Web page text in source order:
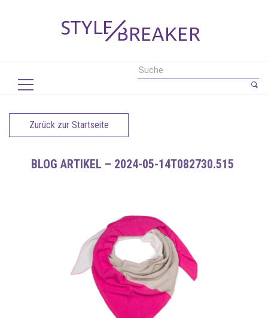
Zurück zur Startseite
BLOG ARTIKEL – 2024-05-14T082730.515